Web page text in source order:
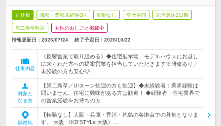
正社員 職種・業種未経験OK 転勤なし 学歴不問 完全週休2日制
第二新卒歓迎 女性のおしごと掲載中
情報更新日：2026/07/24 終了予定日： 2026/10/22
仕事内容
《反響営業で取り組める》◆住宅展示場、モデルハウスにお越し
に来られた方への提案営業を担当していただきます※研修あり／
未経験の方も安心◎
対象と
なる方
【第二新卒／UIターン歓迎の方も歓迎】◆未経験者：業界経験は
問いません。住宅に興味がある方は歓迎！ ◆経験者：住宅業界で
の営業経験をお持ちの方
勤務地
【転勤なし】大阪・兵庫・香川・徳島の各拠点での募集となりま
す。 大阪 《KD'STYLe 大阪》…